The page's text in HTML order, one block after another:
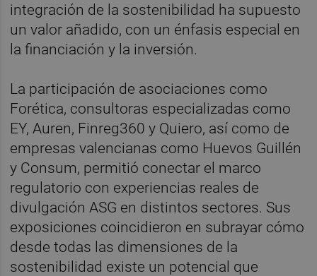
integración de la sostenibilidad ha supuesto
un valor añadido, con un énfasis especial en
la financiación y la inversión.
La participación de asociaciones como
Forética, consultoras especializadas como
EY, Auren, Finreg360 y Quiero, así como de
empresas valencianas como Huevos Guillén
y Consum, permitió conectar el marco
regulatorio con experiencias reales de
divulgación ASG en distintos sectores. Sus
exposiciones coincidieron en subrayar cómo
desde todas las dimensiones de la
sostenibilidad existe un potencial que